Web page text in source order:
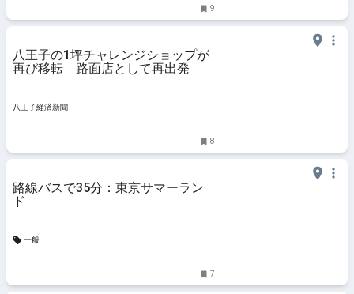
9
八王子の1坪チャレンジショップが
再び移転 路面店として再出発
八王子経済新聞
8
路線バスで35分：東京サマーラン
ド
一般
7